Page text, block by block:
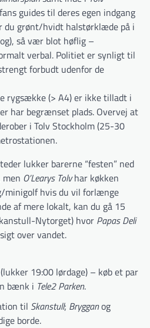
guides til deres egen indgang
du grønt/hvidt halstørklæde på i
så vær blot høflig –
verbal. Politiet er synligt til
forbudt udenfor de
rygsække (> A4) er ikke tilladt i
har begrænset plads. Overvej at
i Tolv Stockholm (25-30
lukker barerne “festen” ned
O’Learys Tolvhar køkken
minigolf hvis du vil forlænge
af mere lokalt, kan du gå 15
Nytorget) hvor Papas Deli
over vandet.
19:00 lørdage) – køb et par
bænk i Tele2 Parken.
til Skanstull; Brygganog
borde.